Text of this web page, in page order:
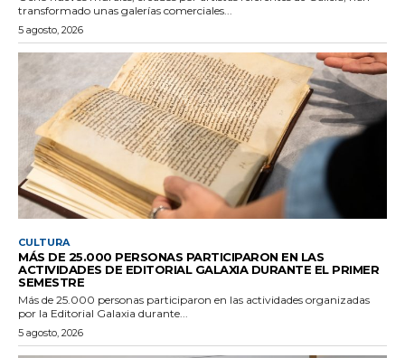
transformado unas galerías comerciales...
5 agosto, 2026
CULTURA
MÁS DE 25.000 PERSONAS PARTICIPARON EN LAS
ACTIVIDADES DE EDITORIAL GALAXIA DURANTE EL PRIMER
SEMESTRE
Más de 25.000 personas participaron en las actividades organizadas
por la Editorial Galaxia durante...
5 agosto, 2026